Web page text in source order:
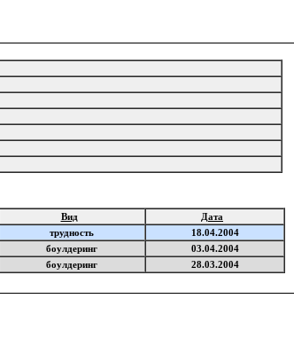
Вид
Дата
трудность
18.04.2004
боулдеринг
03.04.2004
боулдеринг 28.03.2004